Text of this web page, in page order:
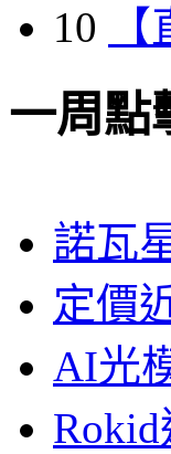
10
一周點
諾瓦
定價
AI光